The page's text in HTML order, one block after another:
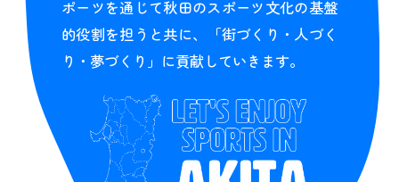
ポーツを通じて秋田のスポーツ文化の基盤
的役割を担うと共に、「街づくり・人づく
り・夢づくり」に貢献していきます。